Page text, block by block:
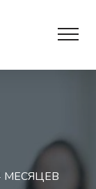
МЕСЯЦЕВ